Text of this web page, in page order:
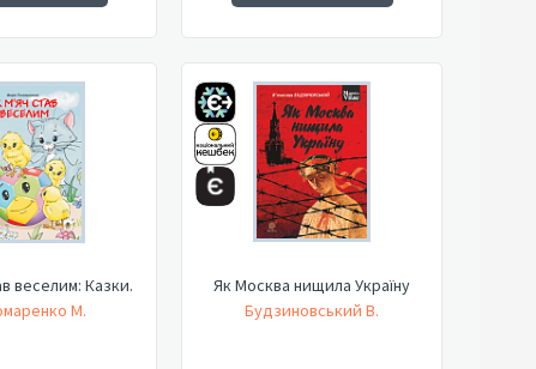
веселим: Казки.
М.
Як Москва нищила Україну
Будзиновський В.